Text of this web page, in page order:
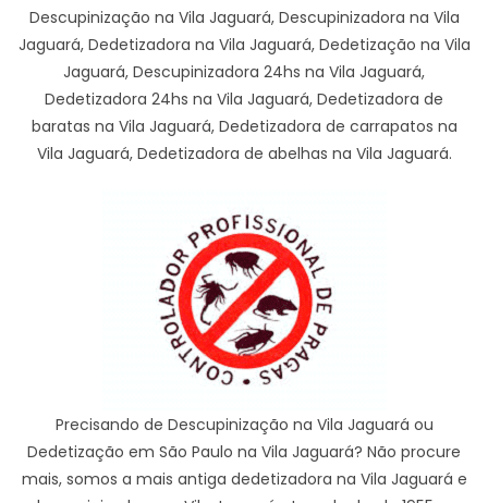
Descupinização na Vila Jaguará, Descupinizadora na Vila
Jaguará, Dedetizadora na Vila Jaguará, Dedetização na Vila
Jaguará, Descupinizadora 24hs na Vila Jaguará,
Dedetizadora 24hs na Vila Jaguará, Dedetizadora de
baratas na Vila Jaguará, Dedetizadora de carrapatos na
Vila Jaguará, Dedetizadora de abelhas na Vila Jaguará.
Precisando de Descupinização na Vila Jaguará ou
Dedetização em São Paulo na Vila Jaguará? Não procure
mais, somos a mais antiga dedetizadora na Vila Jaguará e